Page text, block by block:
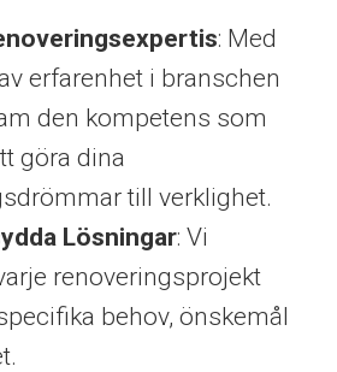
: Med
erfarenhet i branschen
den kompetens som
göra dina
till verklighet.
Lösningar: Vi
renoveringsprojekt
behov, önskemål